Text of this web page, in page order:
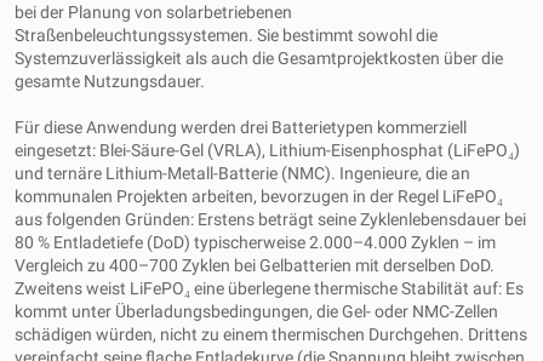
bei der Planung von solarbetriebenen
Straßenbeleuchtungssystemen. Sie bestimmt sowohl die
Systemzuverlässigkeit als auch die Gesamtprojektkosten über die
gesamte Nutzungsdauer.
Für diese Anwendung werden drei Batterietypen kommerziell
eingesetzt: Blei-Säure-Gel (VRLA), Lithium-Eisenphosphat (LiFePO₄)
und ternäre Lithium-Metall-Batterie (NMC). Ingenieure, die an
kommunalen Projekten arbeiten, bevorzugen in der Regel LiFePO₄
aus folgenden Gründen: Erstens beträgt seine Zyklenlebensdauer bei
80 % Entladetiefe (DoD) typischerweise 2.000–4.000 Zyklen – im
Vergleich zu 400–700 Zyklen bei Gelbatterien mit derselben DoD.
Zweitens weist LiFePO₄ eine überlegene thermische Stabilität auf: Es
kommt unter Überladungsbedingungen, die Gel- oder NMC-Zellen
schädigen würden, nicht zu einem thermischen Durchgehen. Drittens